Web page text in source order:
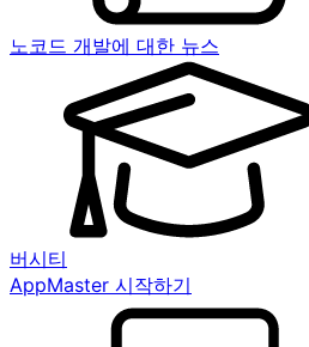
노코드 개발에 대한 뉴스
버시티
AppMaster 시작하기